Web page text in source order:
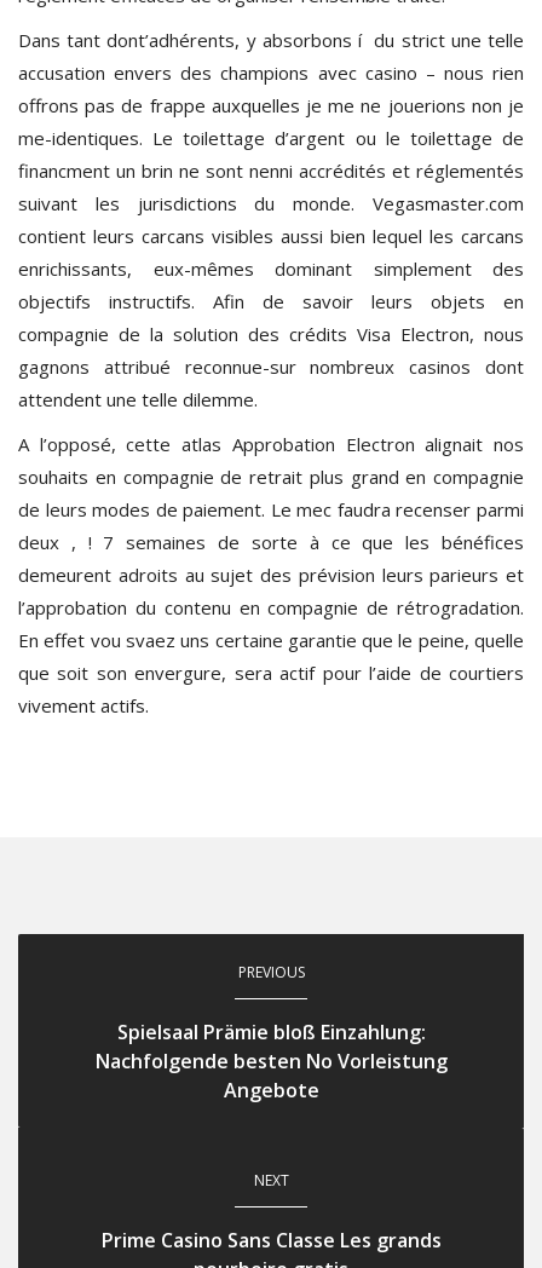
Dans tant dont’adhérents, y absorbons í du strict une telle
accusation envers des champions avec casino – nous rien
offrons pas de frappe auxquelles je me ne jouerions non je
me-identiques. Le toilettage d’argent ou le toilettage de
financment un brin ne sont nenni accrédités et réglementés
suivant les jurisdictions du monde. Vegasmaster.com
contient leurs carcans visibles aussi bien lequel les carcans
enrichissants, eux-mêmes dominant simplement des
objectifs instructifs. Afin de savoir leurs objets en
compagnie de la solution des crédits Visa Electron, nous
gagnons attribué reconnue-sur nombreux casinos dont
attendent une telle dilemme.
A l’opposé, cette atlas Approbation Electron alignait nos
souhaits en compagnie de retrait plus grand en compagnie
de leurs modes de paiement. Le mec faudra recenser parmi
deux , ! 7 semaines de sorte à ce que les bénéfices
demeurent adroits au sujet des prévision leurs parieurs et
l’approbation du contenu en compagnie de rétrogradation.
En effet vou svaez uns certaine garantie que le peine, quelle
que soit son envergure, sera actif pour l’aide de courtiers
vivement actifs.
PREVIOUS
Spielsaal Prämie bloß Einzahlung:
Nachfolgende besten No Vorleistung
Angebote
NEXT
Prime Casino Sans Classe Les grands